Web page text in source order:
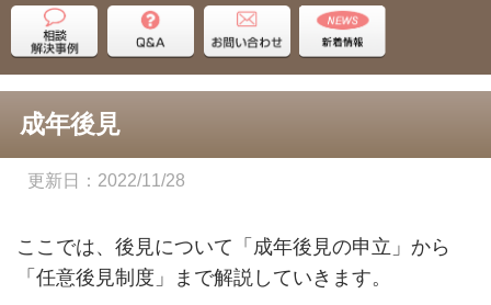
成年後見
2022/11/28
ここでは、後見について「成年後見の申立」から
「任意後見制度」まで解説していきます。